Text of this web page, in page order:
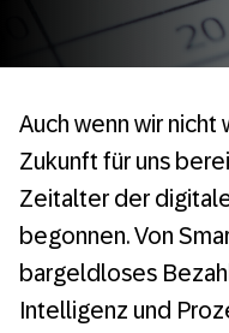
Auch wenn wir nicht
Zukunft für uns
Zeitalter der
begonnen. Von
bargeldloses
Intelligenz und